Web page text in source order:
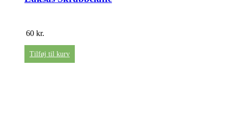
60 kr.
Tilføj til kurv